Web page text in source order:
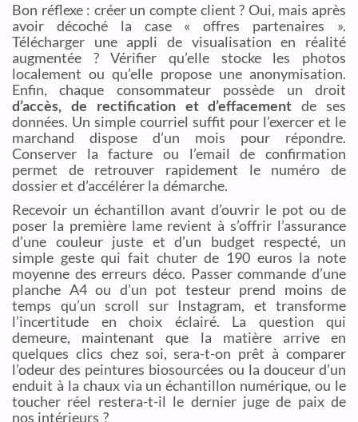
Bon réflexe : créer un compte client ? Oui, mais après
avoir décoché la case « offres partenaires ».
Télécharger une appli de visualisation en réalité
augmentée ? Vérifier qu’elle stocke les photos
localement ou qu’elle propose une anonymisation.
Enfin, chaque consommateur possède un droit
d’accès, de rectification et d’effacement de ses
données. Un simple courriel suffit pour l’exercer et le
marchand dispose d’un mois pour répondre.
Conserver la facture ou l’email de confirmation
permet de retrouver rapidement le numéro de
dossier et d’accélérer la démarche.
Recevoir un échantillon avant d’ouvrir le pot ou de
poser la première lame revient à s’offrir l’assurance
d’une couleur juste et d’un budget respecté, un
simple geste qui fait chuter de 190 euros la note
moyenne des erreurs déco. Passer commande d’une
planche A4 ou d’un pot testeur prend moins de
temps qu’un scroll sur Instagram, et transforme
l’incertitude en choix éclairé. La question qui
demeure, maintenant que la matière arrive en
quelques clics chez soi, sera-t-on prêt à comparer
l’odeur des peintures biosourcées ou la douceur d’un
enduit à la chaux via un échantillon numérique, ou le
toucher réel restera-t-il le dernier juge de paix de
nos intérieurs ?